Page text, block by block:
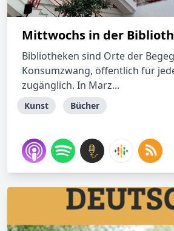
Mittwochs in der
Bibliotheken sind Orte der
Konsumzwang, öffentlich für
zugänglich. In Marz...
Kunst Bücher